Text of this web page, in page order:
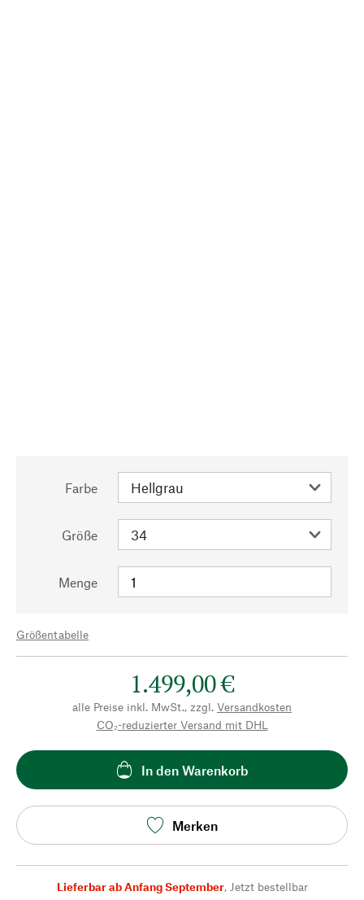
Farbe
Größe
Menge
Größentabelle
1.499,00 €
alle Preise inkl. MwSt., zzgl. Versandkosten
CO₂-reduzierter Versand mit DHL
In den Warenkorb
Merken
Lieferbar ab Anfang September, Jetzt bestellbar